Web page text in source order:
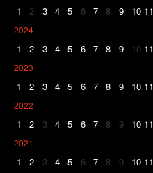
1 2 3 4 5 6 7 8 9 10 11
2024
1 2 3 4 5 6 7 8 9 10 11
2023
1 2 3 4 5 6 7 8 9 10 11
2022
1 2 3 4 5 6 7 8 9 10 11
2021
1 2 3 4 5 6 7 8 9 10 11